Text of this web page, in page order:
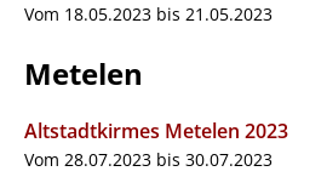
Vom 18.05.2023 bis 21.05.2023
Metelen
Altstadtkirmes Metelen 2023
Vom 28.07.2023 bis 30.07.2023